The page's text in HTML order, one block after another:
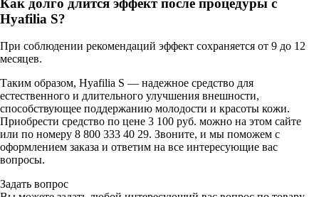
Как долго длится эффект после процедуры с
Hyafilia S?
При соблюдении рекомендаций эффект сохраняется от 9 до 12
месяцев.
Таким образом, Hyafilia S — надежное средство для
естественного и длительного улучшения внешности,
способствующее поддержанию молодости и красоты кожи.
Приобрести средство по цене 3 100 руб. можно на этом сайте
или по номеру 8 800 333 40 29. Звоните, и мы поможем с
оформлением заказа и ответим на все интересующие вас
вопросы.
Задать вопрос